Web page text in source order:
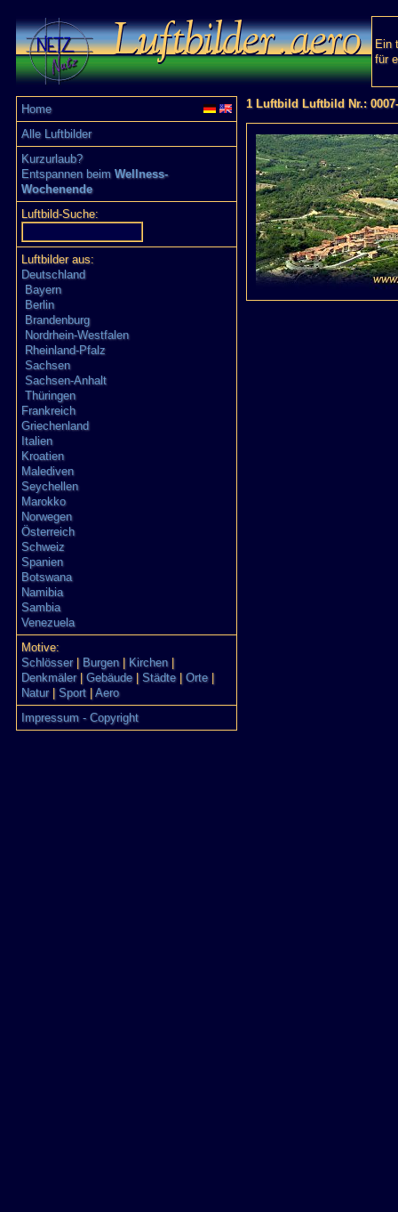
Ein
für
Home
Alle Luftbilder
Kurzurlaub?
Entspannen beim Wellness-
Wochenende
Luftbild-Suche:
Luftbilder aus:
Deutschland
Bayern
Berlin
Brandenburg
Nordrhein-Westfalen
Rheinland-Pfalz
Sachsen
Sachsen-Anhalt
Thüringen
Frankreich
Griechenland
Italien
Kroatien
Malediven
Seychellen
Marokko
Norwegen
Österreich
Schweiz
Spanien
Botswana
Namibia
Sambia
Venezuela
Motive:
Schlösser| Burgen| Kirchen|
Denkmäler| Gebäude| Städte| Orte|
Natur| Sport
Aero
Impressum - Copyright
1 Luftbild Luftbild Nr.: